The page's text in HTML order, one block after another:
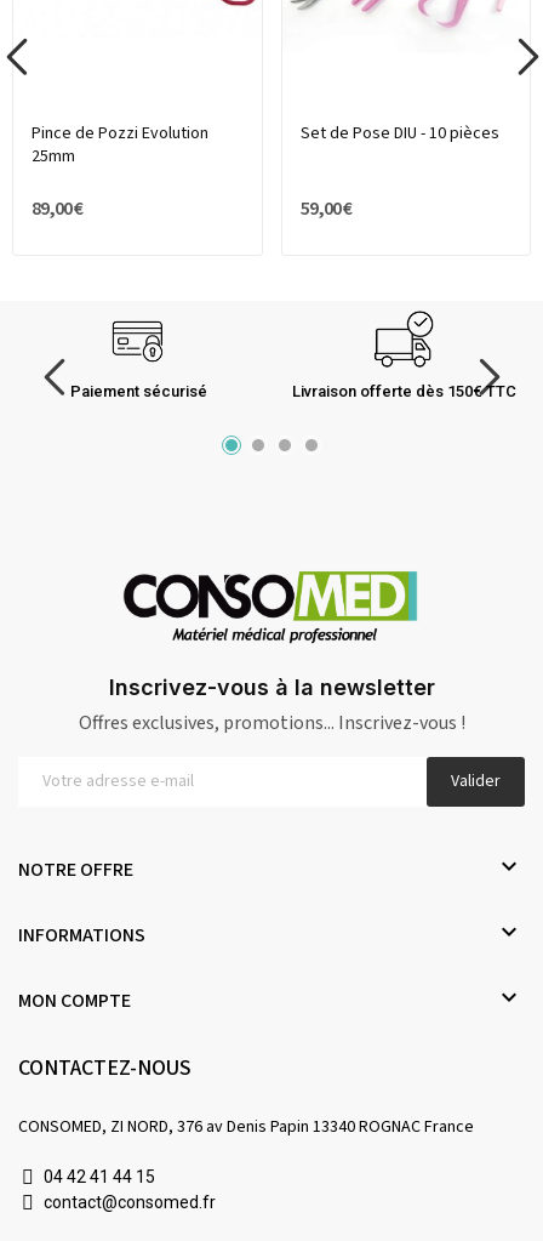
Pince de Pozzi Evolution
25mm
89,00 €
Set de Pose DIU - 10 pièces
59,00 €
Paiement sécurisé Livraison offerte dès 150€ TTC
Inscrivez-vous à la newsletter
Offres exclusives, promotions... Inscrivez-vous !
Valider
NOTRE OFFRE 
INFORMATIONS 
MON COMPTE 
CONTACTEZ-NOUS
CONSOMED, ZI NORD, 376 av Denis Papin 13340 ROGNAC France
04 42 41 44 15
contact@consomed.fr